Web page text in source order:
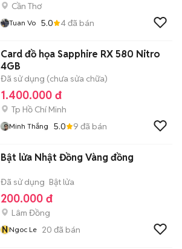
Cần Thơ
Tuan Vo 5.0 4đã bán
Card đồ họa Sapphire RX 580 Nitro
4GB
Đã sử dụng (chưa sửa chữa)
1.400.000 đ
Tp Hồ Chí Minh
Minh Thắng 5.0 9 đã bán
Bật lửa Nhật Đồng Vàng đồng
Đã sử dụng Bật lửa
200.000 đ
Lâm Đồng
NNgoc Le 20 đã bán